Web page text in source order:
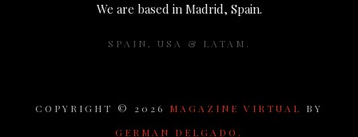
We are based in Madrid, Spain.
SPAIN, USA & LATAM.
COPYRIGHT © 2026 MAGAZINE VIRTUAL
BY
GERMAN DELGADO.